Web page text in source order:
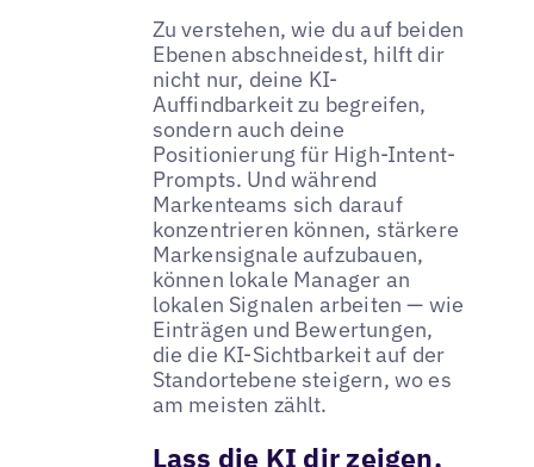
Zu verstehen, wie du auf beiden
Ebenen abschneidest, hilft dir
nicht nur, deine KI-
Auffindbarkeit zu begreifen,
sondern auch deine
Positionierung für High-Intent-
Prompts. Und während
Markenteams sich darauf
konzentrieren können, stärkere
Markensignale aufzubauen,
können lokale Manager an
lokalen Signalen arbeiten — wie
Einträgen und Bewertungen,
die die KI-Sichtbarkeit auf der
Standortebene steigern, wo es
am meisten zählt.
Lass die KI dir zeigen,